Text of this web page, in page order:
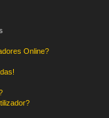
Online?